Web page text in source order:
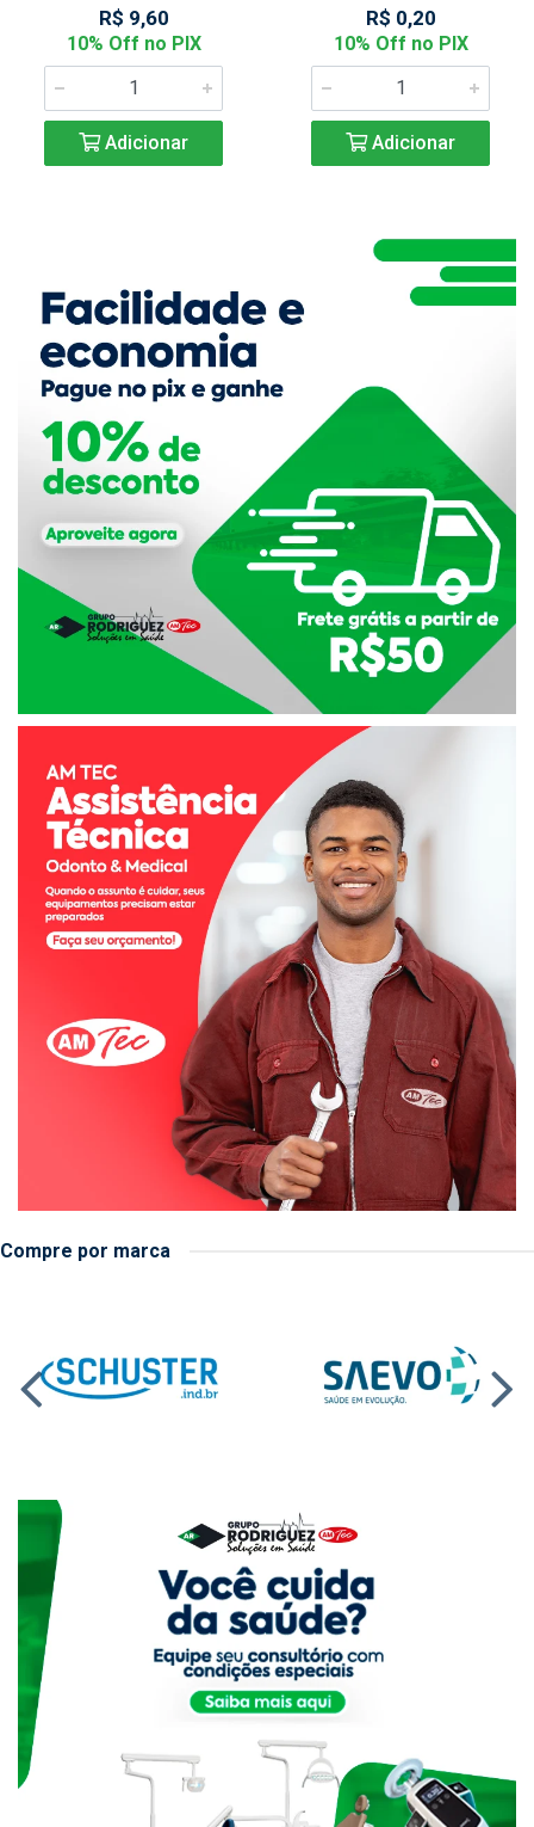
R$ 9,60
10% Off no PIX
Adicionar
R$ 0,20
10% Off no PIX
Adicionar
Compre por marca